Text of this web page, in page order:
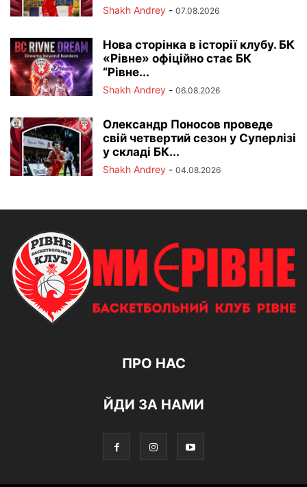
Shakh Andrey - 07.08.2026
Нова сторінка в історії клубу. БК
«Рівне» офіційно стає БК
“Рівне...
Shakh Andrey - 06.08.2026
Олександр Поносов проведе
свій четвертий сезон у Суперлізі
у складі БК...
Shakh Andrey - 04.08.2026
ПРО НАС
ЙДИ ЗА НАМИ